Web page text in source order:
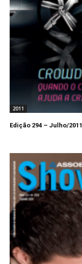
2011
Edição 294 – Julho/2011